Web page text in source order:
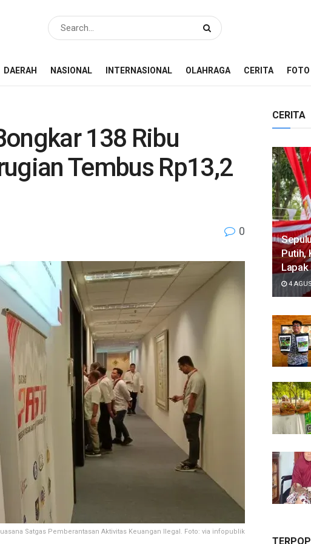
DAERAH NASIONAL INTERNASIONAL OLAHRAGA CERITA FOTO
138 Ribu
Tembus Rp13,2
0
Satgas Pemberantasan Aktivitas Keuangan Ilegal. Foto: via infopublik
CERITA
Putih,
Lapak
4